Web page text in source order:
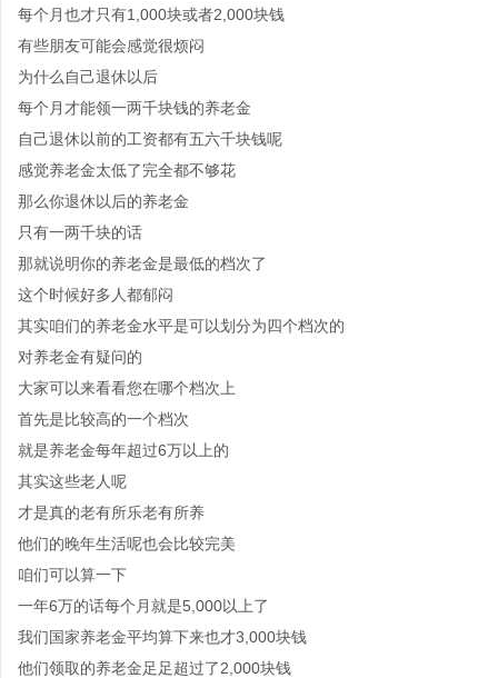
每个月也才只有1,000块或者2,000块钱
有些朋友可能会感觉很烦闷
为什么自己退休以后
每个月才能领一两千块钱的养老金
自己退休以前的工资都有五六千块钱呢
感觉养老金太低了完全都不够花
那么你退休以后的养老金
只有一两千块的话
那就说明你的养老金是最低的档次了
这个时候好多人都郁闷
其实咱们的养老金水平是可以划分为四个档次的
对养老金有疑问的
大家可以来看看您在哪个档次上
首先是比较高的一个档次
就是养老金每年超过6万以上的
其实这些老人呢
才是真的老有所乐老有所养
他们的晚年生活呢也会比较完美
咱们可以算一下
一年6万的话每个月就是5,000以上了
我们国家养老金平均算下来也才3,000块钱
他们领取的养老金足足超过了2,000块钱